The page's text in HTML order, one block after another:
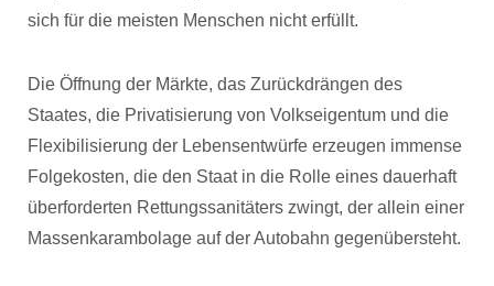
sich für die meisten Menschen nicht erfüllt.
Die Öffnung der Märkte, das Zurückdrängen des
Staates, die Privatisierung von Volkseigentum und die
Flexibilisierung der Lebensentwürfe erzeugen immense
Folgekosten, die den Staat in die Rolle eines dauerhaft
überforderten Rettungssanitäters zwingt, der allein einer
Massenkarambolage auf der Autobahn gegenübersteht.